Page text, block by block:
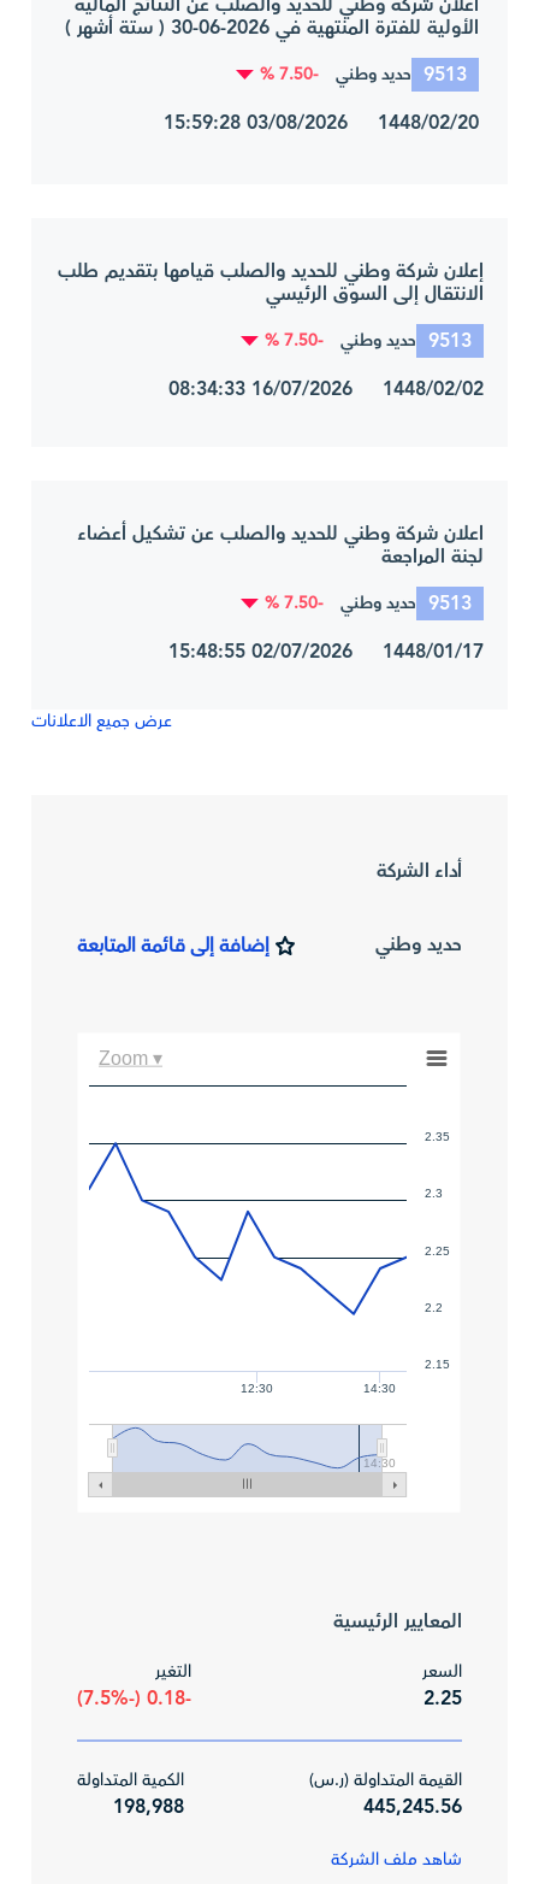
الأولية للفترة المنتهية في 2026-06-30 ( ستة أشهر )
9513 حديد وطني -7.50 %
1448/02/20 03/08/2026 15:59:28
إعلان شركة وطني للحديد والصلب قيامها بتقديم طلب
الانتقال إلى السوق الرئيسي
9513 حديد وطني -7.50 %
1448/02/02 16/07/2026 08:34:33
اعلان شركة وطني للحديد والصلب عن تشكيل أعضاء
لجنة المراجعة
9513 حديد وطني -7.50 %
1448/01/17 02/07/2026 15:48:55
عرض جميع الاعلانات
أداء الشركة
حديد وطني إضافة إلى قائمة المتابعة
12:30 14:30
14:30
2.2
2.25
2.3
2.35
2.15
Zoom ▾
المعايير الرئيسية
السعر
2.25
التغير
-0.18 (-7.5%)
القيمة المتداولة (ر.س)
445,245.56
الكمية المتداولة
198,988
شاهد ملف الشركة